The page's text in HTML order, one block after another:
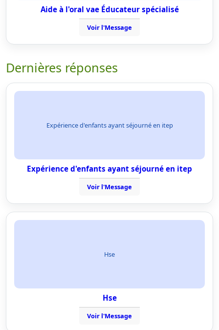
Aide à l'oral vae Éducateur spécialisé
Voir l'Message
Dernières réponses
Expérience d'enfants ayant séjourné en itep
Expérience d'enfants ayant séjourné en itep
Voir l'Message
Hse
Hse
Voir l'Message